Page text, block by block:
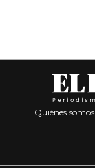
Quiénes somos